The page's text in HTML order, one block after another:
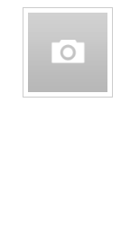
Bucuresti
Buzau